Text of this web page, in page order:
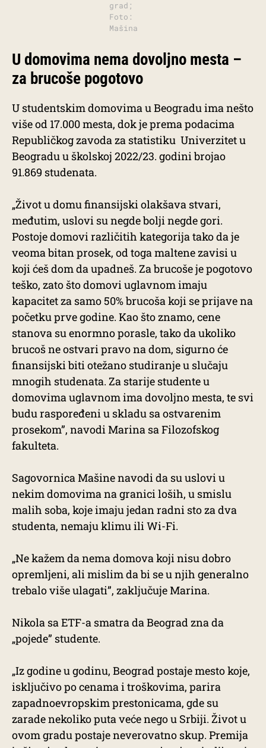
grad;
Foto:
Mašina
U domovima nema dovoljno mesta –
za brucoše pogotovo
U studentskim domovima u Beogradu ima nešto
više od 17.000 mesta, dok je prema podacima
Republičkog zavoda za statistiku Univerzitet u
Beogradu u školskoj 2022/23. godini brojao
91.869 studenata.
„Život u domu finansijski olakšava stvari,
međutim, uslovi su negde bolji negde gori.
Postoje domovi različitih kategorija tako da je
veoma bitan prosek, od toga maltene zavisi u
koji ćeš dom da upadneš. Za brucoše je pogotovo
teško, zato što domovi uglavnom imaju
kapacitet za samo 50% brucoša koji se prijave na
početku prve godine. Kao što znamo, cene
stanova su enormno porasle, tako da ukoliko
brucoš ne ostvari pravo na dom, sigurno će
finansijski biti otežano studiranje u slučaju
mnogih studenata. Za starije studente u
domovima uglavnom ima dovoljno mesta, te svi
budu raspoređeni u skladu sa ostvarenim
prosekom”, navodi Marina sa Filozofskog
fakulteta.
Sagovornica Mašine navodi da su uslovi u
nekim domovima na granici loših, u smislu
malih soba, koje imaju jedan radni sto za dva
studenta, nemaju klimu ili Wi-Fi.
„Ne kažem da nema domova koji nisu dobro
opremljeni, ali mislim da bi se u njih generalno
trebalo više ulagati”, zaključuje Marina.
Nikola sa ETF-a smatra da Beograd zna da
„pojede” studente.
„Iz godine u godinu, Beograd postaje mesto koje,
isključivo po cenama i troškovima, parira
zapadnoevropskim prestonicama, gde su
zarade nekoliko puta veće nego u Srbiji. Život u
ovom gradu postaje neverovatno skup. Premija